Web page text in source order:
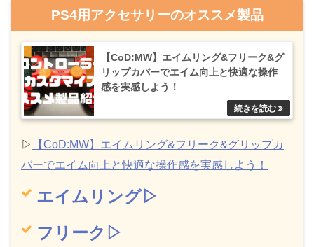
PS4用アクセサリーのオススメ製品
【CoD:MW】エイムリング&フリーク&グ
リップカバーでエイム向上と快適な操作
感を実感しよう！
▷
【CoD:MW】エイムリング&フリーク&グリップカ
バーでエイム向上と快適な操作感を実感しよう！
エイムリング▷
フリーク▷